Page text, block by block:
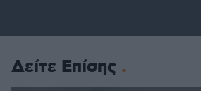
Δείτε Επίσης